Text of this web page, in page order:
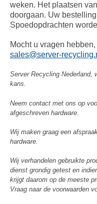
weken. Het plaatsen
doorgaan. Uw
Spoedopdrachten
Mocht u vragen
sales@server-
Server Recycling Nederland,
kans.
Neem contact met ons op
afgeschreven hardware.
Wij maken graag een
hardware.
Wij verhandelen gebruikte
dienst grondig getest en
krijgt daarom op de meeste
Vraag naar de voorwaarden